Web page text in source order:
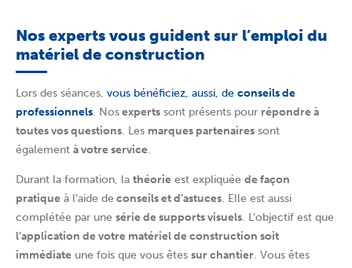
Nos experts vous guident sur l’emploi du
matériel de construction
Lors des séances, vous bénéficiez, aussi, de conseils de
professionnels. Nosexperts sont présents pour répondre à
toutes vos questions. Les marques partenaires sont
également à votre service.
Durant la formation, la théorie est expliquée de façon
pratique à l’aide de conseils et d’astuces. Elle est aussi
complétée par une série de supports visuels. L’objectif est que
l’application de votre matériel de construction soit
immédiate une fois que vous êtes sur chantier. Vous êtes